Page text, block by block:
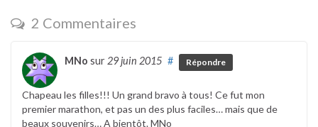
2 Commentaires
MNo sur 29 juin 2015 # Répondre
Chapeau les filles!!! Un grand bravo à tous! Ce fut mon
premier marathon, et pas un des plus faciles… mais que de
beaux souvenirs… A bientôt. MNo